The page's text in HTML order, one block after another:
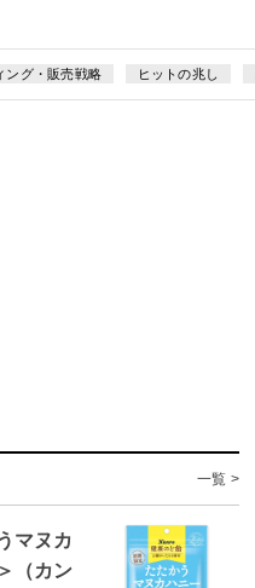
ング・販売戦略 ヒットの兆し
一覧 >
マヌカ
（カン